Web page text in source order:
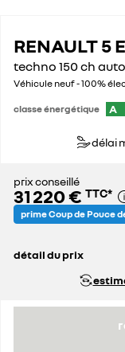
RENAULT 5
techno 150 ch
Véhicule neuf - 100%
classe énergétique A
délai
prix conseillé
31 220 € TTC*
prime Coup de Pouce
détail du prix
prime Coup de Pouce